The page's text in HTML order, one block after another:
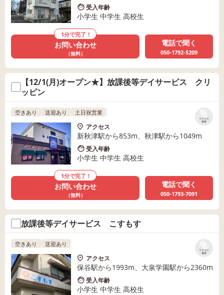
受入年齢
小学生 中学生 高校生
1分で完了！
お問い合わせ
（無料）
電話で聞く
050-1792-5209
【12/1(月)オープン★】放課後等デイサービス クリ
ッピン
リストに
保存
空きあり 送迎あり 土日祝営業
アクセス
新秋津駅から853m、秋津駅から1049m
受入年齢
小学生 中学生 高校生
1分で完了！
お問い合わせ
（無料）
電話で聞く
050-1793-7091
放課後等デイサービス こすもす
リストに
保存
空きあり 送迎あり
アクセス
保谷駅から1993m、大泉学園駅から2360m
受入年齢
小学生 中学生 高校生